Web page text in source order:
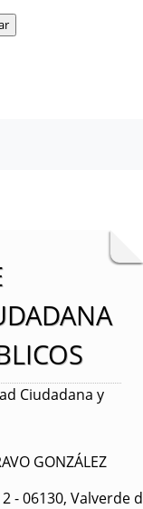
Ciudadana y
GONZÁLEZ
- 06130, Valverde